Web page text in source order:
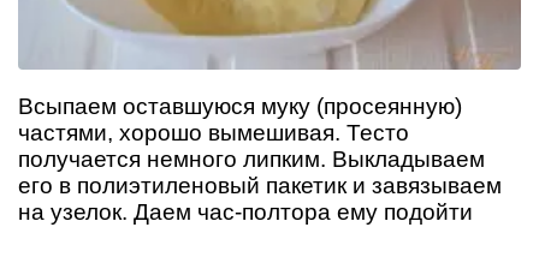
Всыпаем оставшуюся муку (просеянную)
частями, хорошо вымешивая. Тесто
получается немного липким. Выкладываем
его в полиэтиленовый пакетик и завязываем
на узелок. Даем час-полтора ему подойти